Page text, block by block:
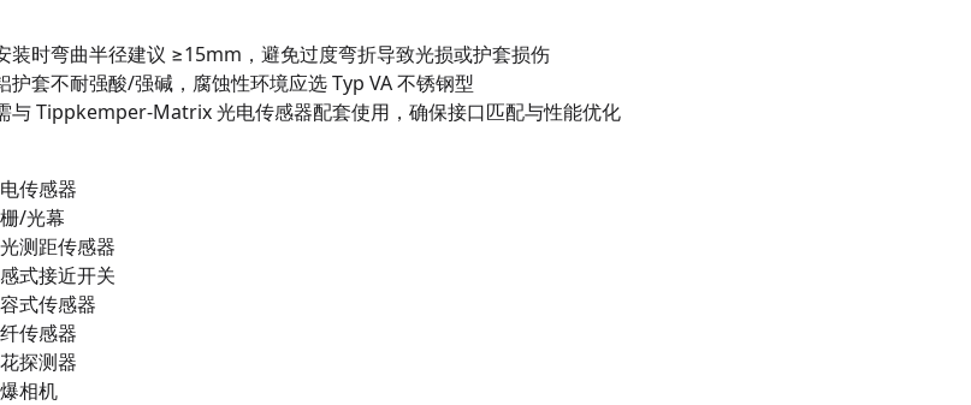
装时弯曲半径建议 ≥15mm，避免过度弯折导致光损或护套损伤
护套不耐强酸/强碱，腐蚀性环境应选 Typ VA 不锈钢型
与 Tippkemper-Matrix 光电传感器配套使用，确保接口匹配与性能优化
传感器
/光幕
测距传感器
式接近开关
式传感器
传感器
探测器
相机